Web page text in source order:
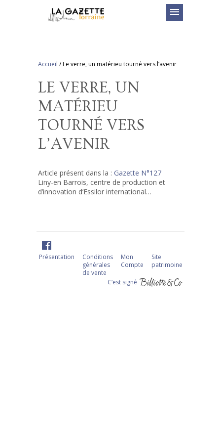
menu
Accueil /Le verre, un matérieu tourné vers l’avenir
LE VERRE, UN
MATÉRIEU
TOURNÉ VERS
L’AVENIR
Article présent dans la : Gazette N°127
Liny-en Barrois, centre de production et
d’innovation d’Essilor international…
Présentation
Conditions
générales
de vente
Mon
Compte
Site
patrimoine
C‘est signé